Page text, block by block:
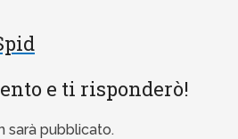
e ti risponderò!
sarà pubblicato.